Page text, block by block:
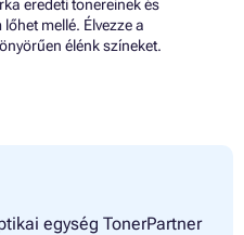
eredeti tonereinek és
mellé. Élvezze a
élénk színeket.
egység TonerPartner